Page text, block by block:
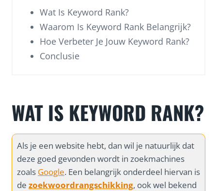
Wat Is Keyword Rank?
Waarom Is Keyword Rank Belangrijk?
Hoe Verbeter Je Jouw Keyword Rank?
Conclusie
WAT IS KEYWORD RANK?
Als je een website hebt, dan wil je natuurlijk dat
deze goed gevonden wordt in zoekmachines
zoals Google. Een belangrijk onderdeel hiervan is
de zoekwoordrangschikking, ook wel bekend